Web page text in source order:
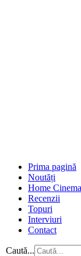
Prima pagină
Noutăți
Home Cinema
Recenzii
Topuri
Interviuri
Contact
Caută...